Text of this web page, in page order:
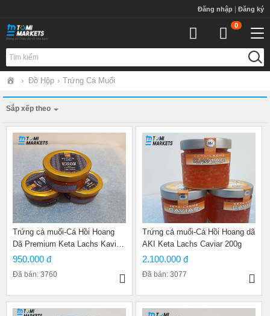
Đăng nhập Đăng ký
0
Tìm kiếm
› Đồ Hộp › Trứng Cá Muối
Sắp xếp theo
Giảm dần
Khuyến mãi
Tồn kho
Bán chạy
Trứng cá muối-Cá Hồi Hoang
Dã Premium Keta Lachs Kaviar
100g
950.000 đ
Đã bán: 3760
Trứng cá muối-Cá Hồi Hoang dã
AKI Keta Lachs Caviar 200g
2.100.000 đ
Đã bán: 3077